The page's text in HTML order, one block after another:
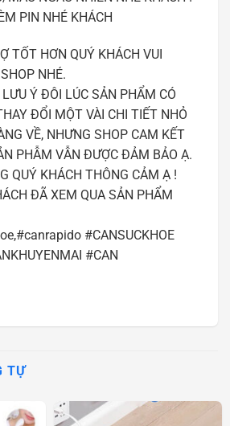
PIN NHÉ KHÁCH
TỐT HƠN QUÝ KHÁCH VUI
NHÉ.
Ý ĐÔI LÚC SẢN PHẨM CÓ
ĐỔI MỘT VÀI CHI TIẾT NHỎ
VỀ, NHƯNG SHOP CAM KẾT
PHẪM VẪN ĐƯỢC ĐẢM BẢO Ạ.
QUÝ KHÁCH THÔNG CẢM Ạ !
ĐÃ XEM QUA SẢN PHẨM
#CANSUCKHOE
#CAN
TỰ